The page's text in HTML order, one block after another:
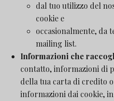
dal tuo utilizzo del
cookie e
occasionalmente, da
mailing list.
Informazioni che
contatto, informazioni di
della tua carta di credito
informazioni dai cookie,